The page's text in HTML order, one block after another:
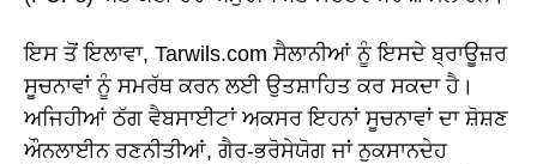
ਇਸ ਤੋਂ ਇਲਾਵਾ, Tarwils.com ਸੈਲਾਨੀਆਂ ਨੂੰ ਇਸਦੇ ਬ੍ਰਾਊਜ਼ਰ
ਸੂਚਨਾਵਾਂ ਨੂੰ ਸਮਰੱਥ ਕਰਨ ਲਈ ਉਤਸ਼ਾਹਿਤ ਕਰ ਸਕਦਾ ਹੈ।
ਅਜਿਹੀਆਂ ਠੱਗ ਵੈਬਸਾਈਟਾਂ ਅਕਸਰ ਇਹਨਾਂ ਸੂਚਨਾਵਾਂ ਦਾ ਸ਼ੋਸ਼ਣ
ਔਨਲਾਈਨ ਰਣਨੀਤੀਆਂ, ਗੈਰ-ਭਰੋਸੇਯੋਗ ਜਾਂ ਨੁਕਸਾਨਦੇਹ